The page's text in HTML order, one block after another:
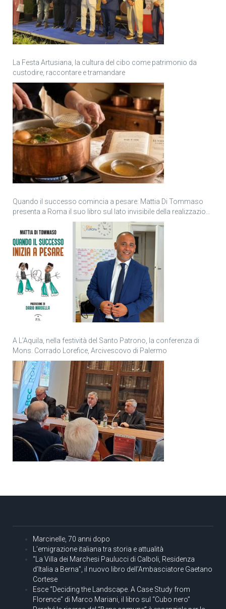
La Festa Artusiana, la cultura del cibo come patrimonio da
custodire, raccontare e tramandare
Quando il successo comincia a pesare: Mattia Di Tommaso
presenta a Roma il suo libro sul lato invisibile della realizzazione
A L’Aquila, nella festività del Santo Patrono, la conferenza di
Mons. Corrado Lorefice, Arcivescovo di Palermo
Marcinelle, 70 anni dopo
L’emigrazione italiana tra storia e attualità
“La Villa dei Marchesi Paulucci di Calboli, Residenza
d’Italia a Berna”, il nuovo libro dell’Ambasciatore Gaetano
Cortese
Esce “Deciding the Landscape. A Case Study from
Florence” di Marco Mariani, il libro sul “Cubo nero”